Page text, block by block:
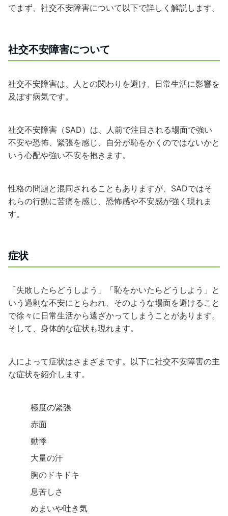
でまず、社交不安障害について以下で詳しく解説します。
社交不安障害について
社交不安障害は、人との関わりを避け、日常生活に影響を
及ぼす病気です。
社交不安障害（SAD）は、人前で注目される場面で強い
不安や恐怖、緊張を感じ、自分が恥をかくのではないかと
いう心配や強い不安を抱きます。
性格の問題と混同されることもありますが、 SADではそ
れらの行動に苦痛を感じ、恐怖感や不安感が強く現れま
す。
症状
「失敗したらどうしよう」「恥をかいたらどうしよう」と
いう過剰な不安にとらわれ、そのような場面を避けること
で徐々に日常生活から遠ざかってしまうことがあります。
そして、身体的な症状も現れます。
人によって症状はさまざまです。以下に社交不安障害の主
な症状を紹介します。
極度の緊張
赤面
動悸
大量の汗
胸のドキドキ
息苦しさ
めまいや吐き気